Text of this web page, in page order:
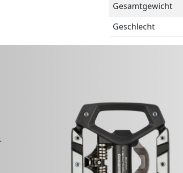
Gesamtgewicht
Geschlecht